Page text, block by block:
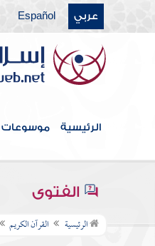
عربي Español
الرئيسية موسوعات
الفتوى
الرئيسية القرآن الكريم